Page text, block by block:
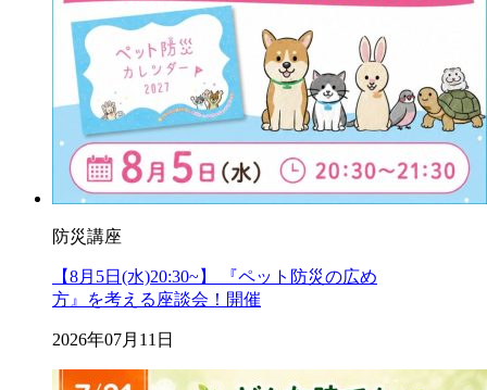
防災講座
【8月5日(水)20:30~】 『ペット防災の広め
方』を考える座談会！開催
2026年07月11日